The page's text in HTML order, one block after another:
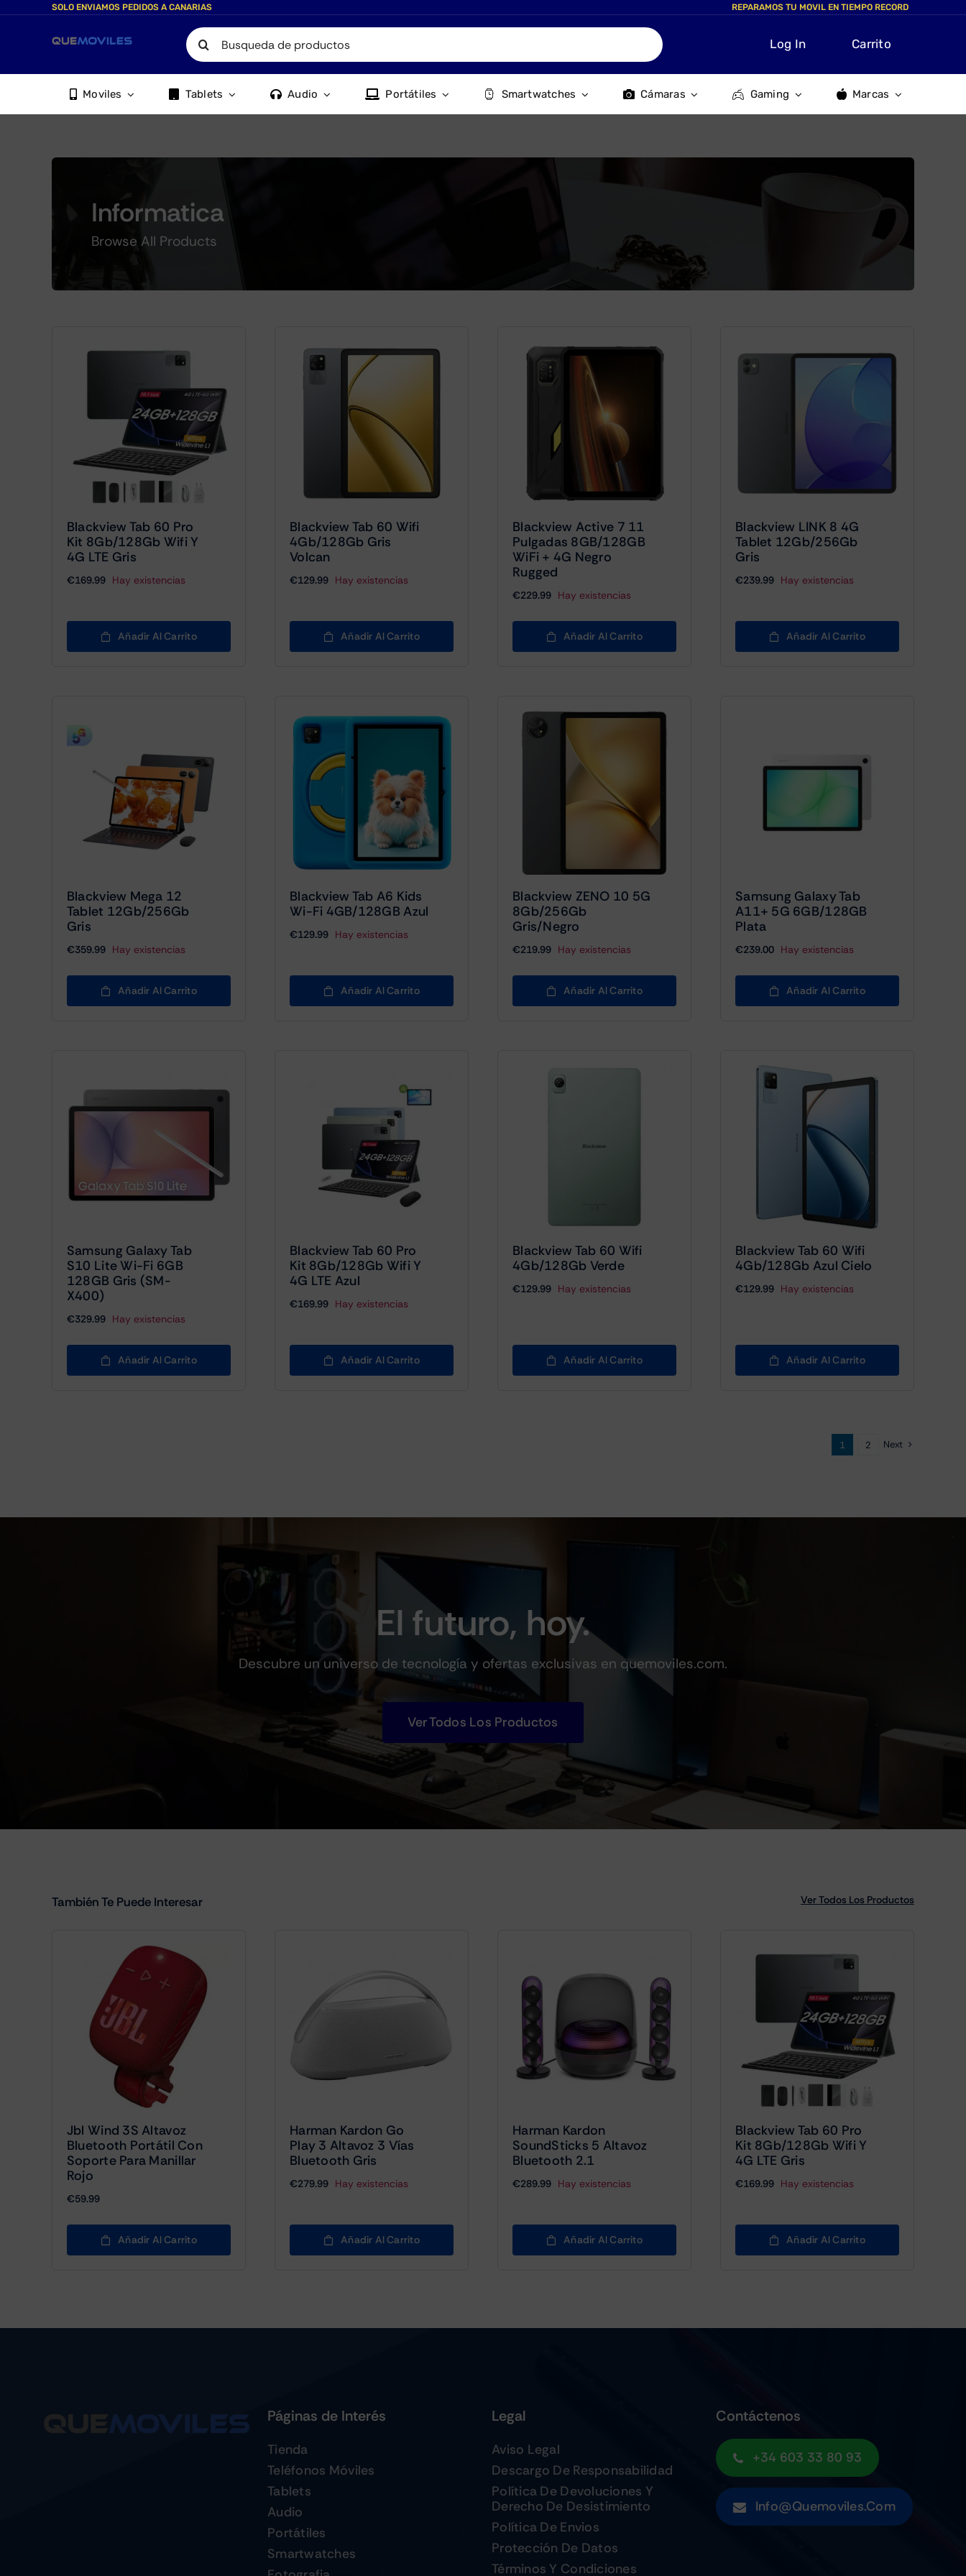
SOLO ENVIAMOS PEDIDOS A CANARIAS REPARAMOS TU MOVIL EN TIEMPO RECORD
Search
for:
Log In Carrito
Moviles Tablets Audio Portátiles Smartwatches Cámaras Gaming Marcas
Informatica
Browse All Products
Blackview Tab 60 Pro
Kit 8Gb/128Gb Wifi Y
4G LTE Gris
€169.99 Hay existencias
Añadir Al Carrito
Blackview Tab 60 Wifi
4Gb/128Gb Gris
Volcan
€129.99 Hay existencias
Añadir Al Carrito
Blackview Active 7 11
Pulgadas 8GB/128GB
WiFi + 4G Negro
Rugged
€229.99 Hay existencias
Añadir Al Carrito
Blackview LINK 8 4G
Tablet 12Gb/256Gb
Gris
€239.99 Hay existencias
Añadir Al Carrito
Blackview Mega 12
Tablet 12Gb/256Gb
Gris
€359.99 Hay existencias
Añadir Al Carrito
Blackview Tab A6 Kids
Wi-Fi 4GB/128GB Azul
€129.99 Hay existencias
Añadir Al Carrito
Blackview ZENO 10 5G
8Gb/256Gb
Gris/Negro
€219.99 Hay existencias
Añadir Al Carrito
Samsung Galaxy Tab
A11+ 5G 6GB/128GB
Plata
€239.00 Hay existencias
Añadir Al Carrito
Samsung Galaxy Tab
S10 Lite Wi-Fi 6GB
128GB Gris (SM-
X400)
€329.99 Hay existencias
Añadir Al Carrito
Blackview Tab 60 Pro
Kit 8Gb/128Gb Wifi Y
4G LTE Azul
€169.99 Hay existencias
Añadir Al Carrito
Blackview Tab 60 Wifi
4Gb/128Gb Verde
€129.99 Hay existencias
Añadir Al Carrito
Blackview Tab 60 Wifi
4Gb/128Gb Azul Cielo
€129.99 Hay existencias
Añadir Al Carrito
1 2 Next
El futuro, hoy.
Descubre un universo de tecnología y ofertas exclusivas en quemoviles.com.
Ver Todos Los Productos
También Te Puede Interesar Ver Todos Los Productos
Jbl Wind 3S Altavoz
Bluetooth Portátil Con
Soporte Para Manillar
Rojo
€59.99
Añadir Al Carrito
Harman Kardon Go
Play 3 Altavoz 3 Vías
Bluetooth Gris
€279.99 Hay existencias
Añadir Al Carrito
Harman Kardon
SoundSticks 5 Altavoz
Bluetooth 2.1
€289.99 Hay existencias
Añadir Al Carrito
Blackview Tab 60 Pro
Kit 8Gb/128Gb Wifi Y
4G LTE Gris
€169.99 Hay existencias
Añadir Al Carrito
Páginas de Interés
Tienda
Teléfonos Móviles
Tablets
Audio
Portátiles
Smartwatches
Legal
Aviso Legal
Descargo De Responsabilidad
Política De Devoluciones Y
Derecho De Desistimiento
Política De Envios
Protección De Datos
Términos Y Condiciones
Contáctenos
+34 603 33 80 93
Info@quemoviles.com